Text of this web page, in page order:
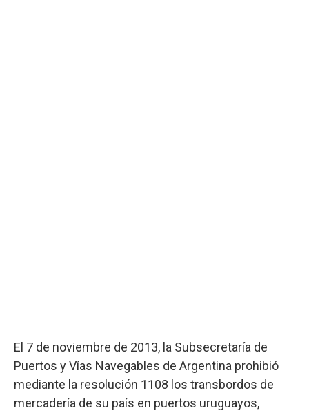
El 7 de noviembre de 2013, la Subsecretaría de
Puertos y Vías Navegables de Argentina prohibió
mediante la resolución 1108 los transbordos de
mercadería de su país en puertos uruguayos,